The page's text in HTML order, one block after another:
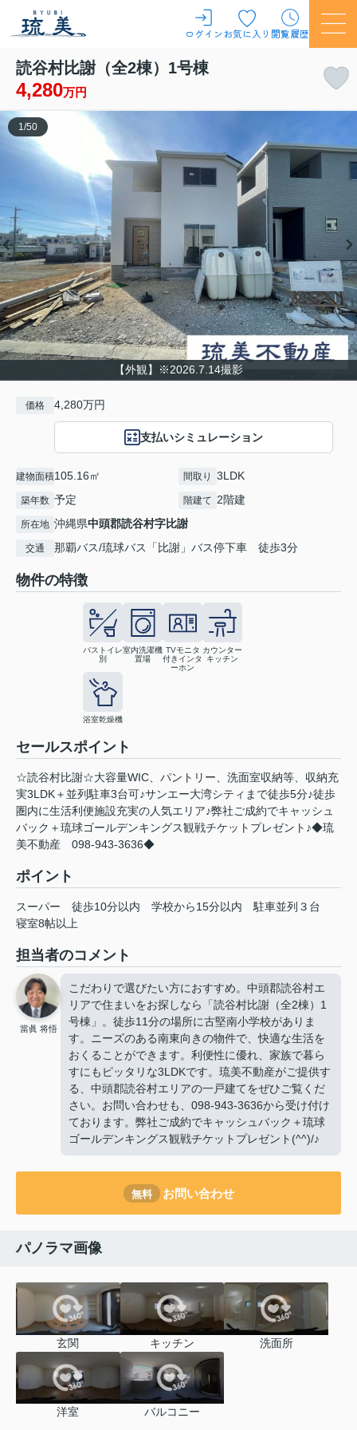
ログインお気に入り 閲覧履歴
読谷村比謝（全2棟）1号棟
4,280万円
【外観】※2026.7.14撮影
1 /50
価格 4,280万円
支払いシミュレーション
建物面積105.16㎡ 間取り 3LDK
築年数 予定 階建て 2階建
所在地 沖縄県中頭郡読谷村字比謝
交通 那覇バス/琉球バス「比謝」バス停下車 徒歩3分
物件の特徴
バストイレ
別
室内洗濯機
置場
TVモニタ
付きインタ
ーホン
カウンター
キッチン
浴室乾燥機
セールスポイント
☆読谷村比謝☆大容量WIC、パントリー、洗面室収納等、収納充
実3LDK＋並列駐車3台可♪サンエー大湾シティまで徒歩5分♪徒歩
圏内に生活利便施設充実の人気エリア♪弊社ご成約でキャッシュ
バック＋琉球ゴールデンキングス観戦チケットプレゼント♪◆琉
美不動産 098-943-3636◆
ポイント
スーパー 徒歩10分以内 学校から15分以内
駐車並列３台
寝室8帖以上
担当者のコメント
當眞 将悟
こだわりで選びたい方におすすめ。中頭郡読谷村エ
リアで住まいをお探しなら「読谷村比謝（全2棟）1
号棟」。徒歩11分の場所に古堅南小学校がありま
す。ニーズのある南東向きの物件で、快適な生活を
おくることができます。利便性に優れ、家族で暮ら
すにもピッタリな3LDKです。琉美不動産がご提供す
る、中頭郡読谷村エリアの一戸建てをぜひご覧くだ
さい。お問い合わせも、098-943-3636から受け付け
ております。弊社ご成約でキャッシュバック＋琉球
ゴールデンキングス観戦チケットプレゼント(^^)/♪
無料 お問い合わせ
パノラマ画像
玄関 キッチン 洗面所
洋室 バルコニー